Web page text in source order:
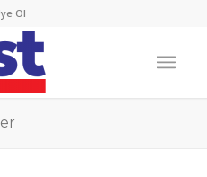
Ol